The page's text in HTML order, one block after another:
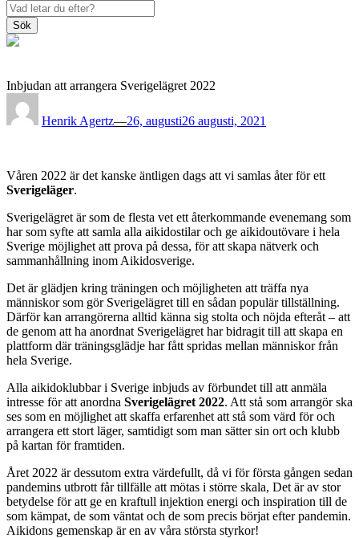
Sök
Inbjudan att arrangera Sverigelägret 2022
Henrik Agertz—
on
26, augusti26 augusti, 2021
Våren 2022 är det kanske äntligen dags att vi samlas åter för ett
Sverigeläger.
Sverigelägret är som de flesta vet ett återkommande evenemang som
har som syfte att samla alla aikidostilar och ge aikidoutövare i hela
Sverige möjlighet att prova på dessa, för att skapa nätverk och
sammanhållning inom Aikidosverige.
Det är glädjen kring träningen och möjligheten att träffa nya
människor som gör Sverigelägret till en sådan populär tillställning.
Därför kan arrangörerna alltid känna sig stolta och nöjda efteråt – att
de genom att ha anordnat Sverigelägret har bidragit till att skapa en
plattform där träningsglädje har fått spridas mellan människor från
hela Sverige.
Alla aikidoklubbar i Sverige inbjuds av förbundet till att anmäla
intresse för att anordna Sverigelägret 2022. Att stå som arrangör ska
ses som en möjlighet att skaffa erfarenhet att stå som värd för och
arrangera ett stort läger, samtidigt som man sätter sin ort och klubb
på kartan för framtiden.
Året 2022 är dessutom extra värdefullt, då vi för första gången sedan
pandemins utbrott får tillfälle att mötas i större skala, Det är av stor
betydelse för att ge en kraftull injektion energi och inspiration till de
som kämpat, de som väntat och de som precis börjat efter pandemin.
Aikidons gemenskap är en av våra största styrkor!